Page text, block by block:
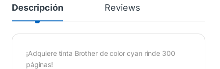
Descripción Reviews
¡Adquiere tinta Brother de color cyan rinde 300
páginas!